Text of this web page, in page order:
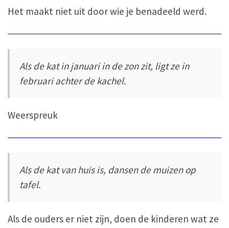
Het maakt niet uit door wie je benadeeld werd.
Als de kat in januari in de zon zit, ligt ze in
februari achter de kachel.
Weerspreuk
Als de kat van huis is, dansen de muizen op
tafel.
Als de ouders er niet zijn, doen de kinderen wat ze